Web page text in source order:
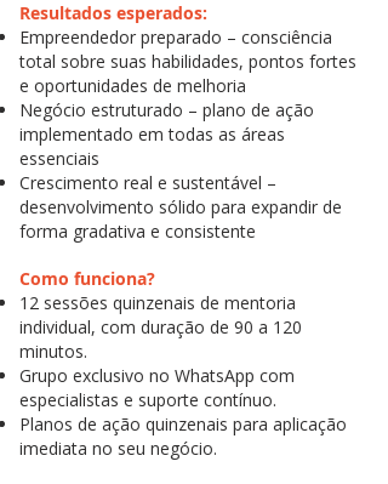
Resultados esperados:
Empreendedor preparado – consciência
total sobre suas habilidades, pontos fortes
e oportunidades de melhoria
Negócio estruturado – plano de ação
implementado em todas as áreas
essenciais
Crescimento real e sustentável –
desenvolvimento sólido para expandir de
forma gradativa e consistente
Como funciona?
12 sessões quinzenais de mentoria
individual, com duração de 90 a 120
minutos.
Grupo exclusivo no WhatsApp com
especialistas e suporte contínuo.
Planos de ação quinzenais para aplicação
imediata no seu negócio.